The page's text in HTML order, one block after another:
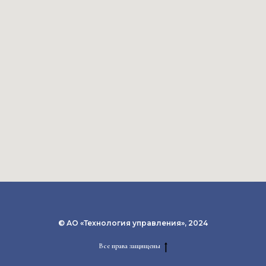
© АО «Технология управления», 2024
Все права защищены